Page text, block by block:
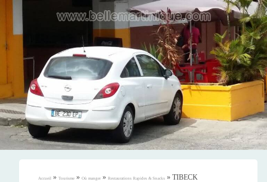
Accueil » Tourisme » Où manger » Restaurations Rapides & Snacks » TIBECK